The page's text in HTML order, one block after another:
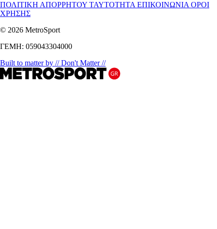
ΠΟΛΙΤΙΚΗ ΑΠΟΡΡΗΤΟΥ ΤΑΥΤΟΤΗΤΑ ΕΠΙΚΟΙΝΩΝΙΑ ΟΡΟΙ
ΧΡΗΣΗΣ
© 2026 MetroSport
ΓΕΜΗ: 059043304000
Built to matter by // Don't Matter //